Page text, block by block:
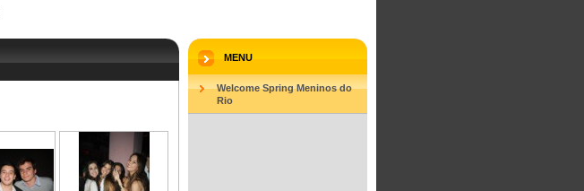
MENU
Welcome Spring Meninos do
Rio